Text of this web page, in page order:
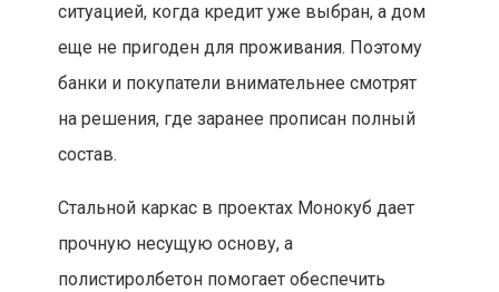
ситуацией, когда кредит уже выбран, а дом
еще не пригоден для проживания. Поэтому
банки и покупатели внимательнее смотрят
на решения, где заранее прописан полный
состав.
Стальной каркас в проектах Монокуб дает
прочную несущую основу, а
полистиролбетон помогает обеспечить